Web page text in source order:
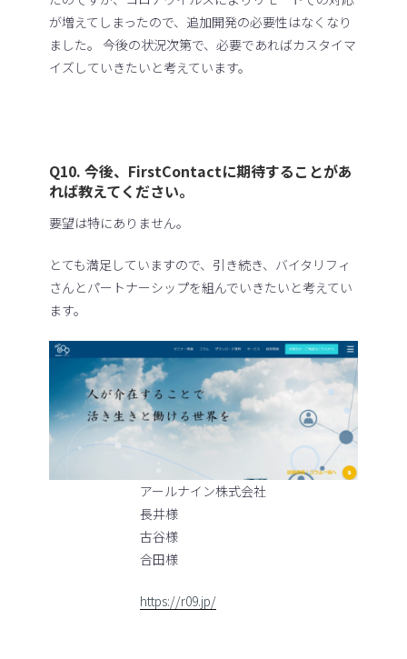
が増えてしまったので、追加開発の必要性はなくなり
ました。 今後の状況次第で、必要であればカスタイマ
イズしていきたいと考えています。
Q10. 今後、FirstContactに期待することがあ
れば教えてください。
要望は特にありません。
とても満足していますので、引き続き、バイタリフィ
さんとパートナーシップを組んでいきたいと考えてい
ます。
アールナイン株式会社
長井様
古谷様
合田様
https://r09.jp/